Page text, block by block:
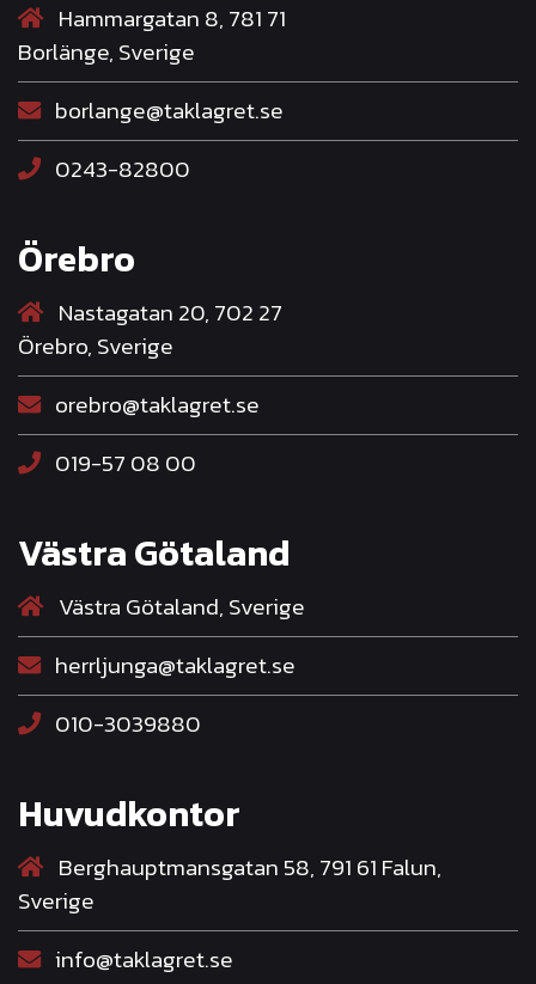
Hammargatan 8, 781 71
Borlänge, Sverige
borlange@taklagret.se
0243-82800
Örebro
Nastagatan 20, 702 27
Örebro, Sverige
orebro@taklagret.se
019-57 08 00
Västra Götaland
Västra Götaland, Sverige
herrljunga@taklagret.se
010-3039880
Huvudkontor
Berghauptmansgatan 58, 791 61 Falun,
Sverige
info@taklagret.se